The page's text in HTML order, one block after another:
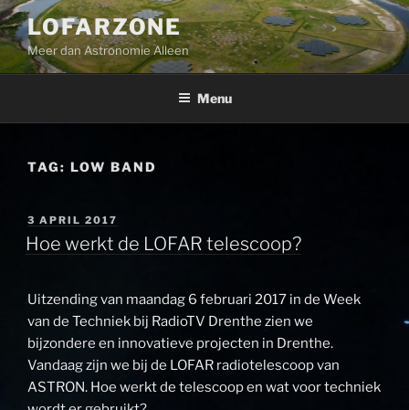
Ga
naar
de
inhoud
LOFARZONE
Meer dan Astronomie Alleen
Menu
TAG: LOW BAND
GEPLAATST
OP
3 APRIL 2017
Hoe werkt de LOFAR telescoop?
Uitzending van maandag 6 februari 2017 in de Week
van de Techniek bij RadioTV Drenthe zien we
bijzondere en innovatieve projecten in Drenthe.
Vandaag zijn we bij de LOFAR radiotelescoop van
ASTRON. Hoe werkt de telescoop en wat voor techniek